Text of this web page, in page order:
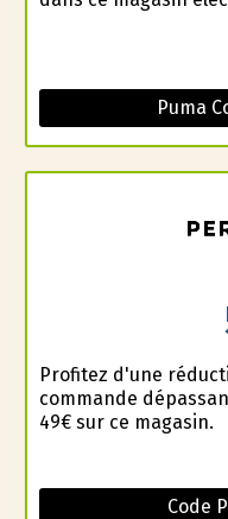
Puma
Profitez d'une
commande
49€ sur ce magasin.
Code